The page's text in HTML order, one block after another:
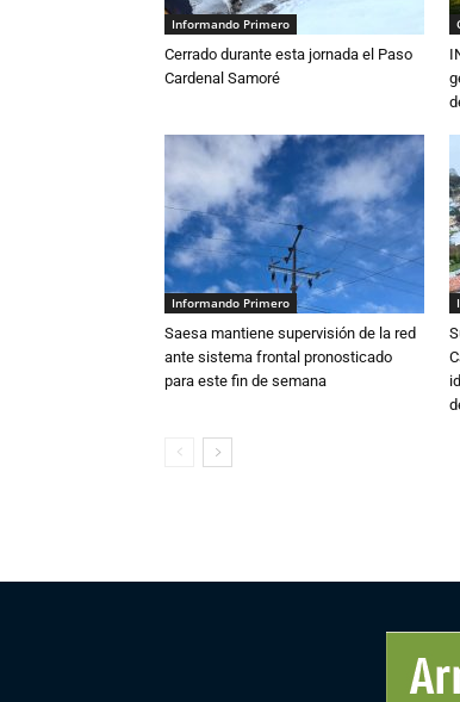
Informando Primero
Cerrado durante esta jornada el Paso
Cardenal Samoré
Informando Primero
Saesa mantiene supervisión de la red
ante sistema frontal pronosticado
para este fin de semana